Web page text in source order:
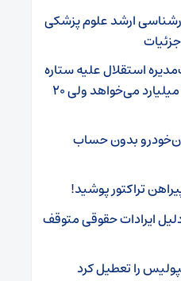
ارشد علوم پزشکی
استقلال علیه ستاره
خارجی/ اندونگ ۱۳۰ میلیارد می‌خواهد ولی ۲۰
ایران‌خودرو بدون حساب
تراکتور پوشید!
ایرادات حقوقی متوقف
را تعطیل کرد